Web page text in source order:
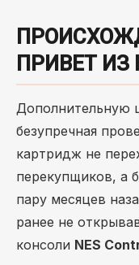
ПРИВЕТ
Дополнительную
безупречная
картридж не
перекупщиков, а
пару месяцев
ранее не
консоли NES